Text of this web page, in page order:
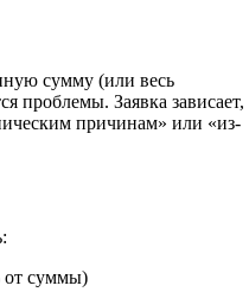
сумму (или весь
проблемы. Заявка зависает,
причинам» или «из-
от суммы)